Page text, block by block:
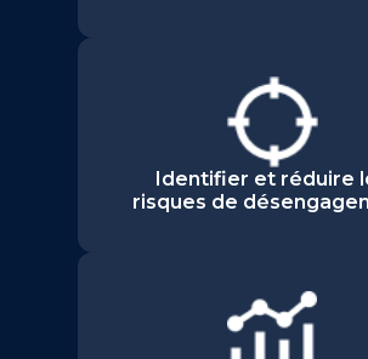
Identifier et réduire
risques de